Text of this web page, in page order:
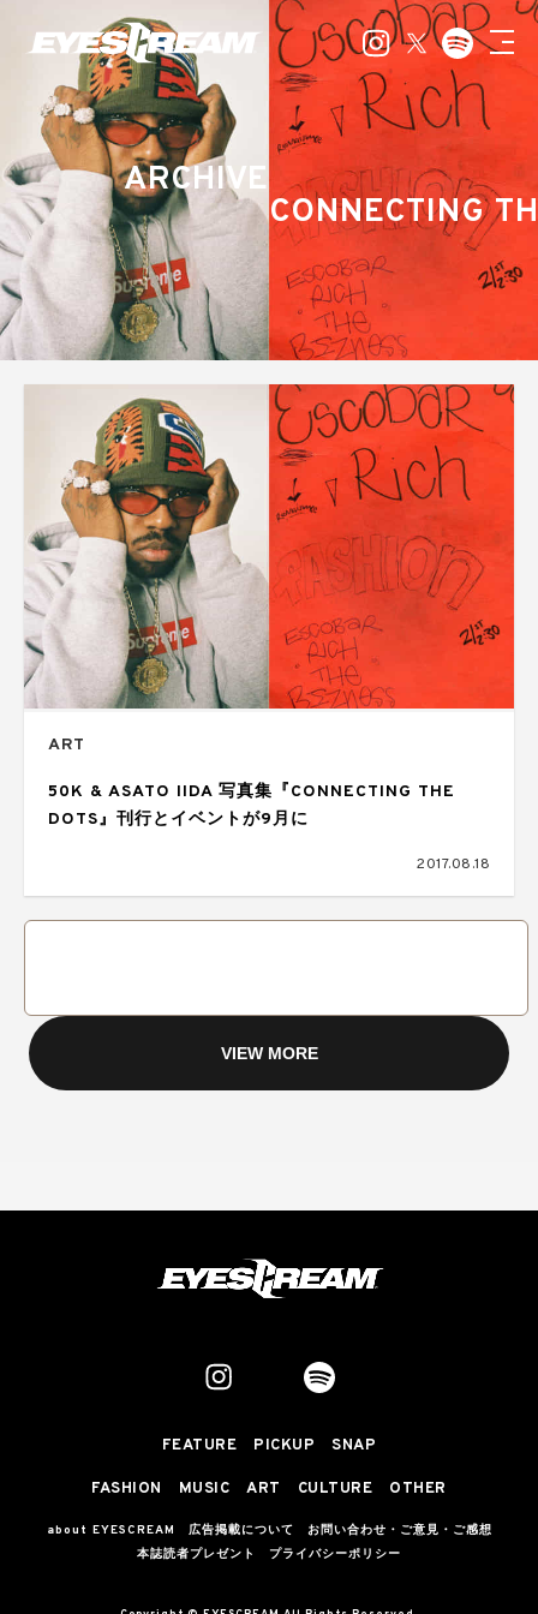
ARCHIVE
CONNECTING
ART
50K & ASATO IIDA 写真集『CONNECTING THE
DOTS』刊行とイベントが9月に
2017.08.18
VIEW MORE
FEATURE PICKUP SNAP
FASHION MUSIC ART CULTURE OTHER
about EYESCREAM 広告掲載について
お問い合わせ・ご意見・ご感想
本誌読者プレゼント
プライバシーポリシー